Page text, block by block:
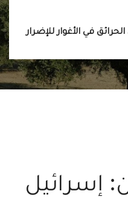
في الأغوار للإضرار
إسرائيل